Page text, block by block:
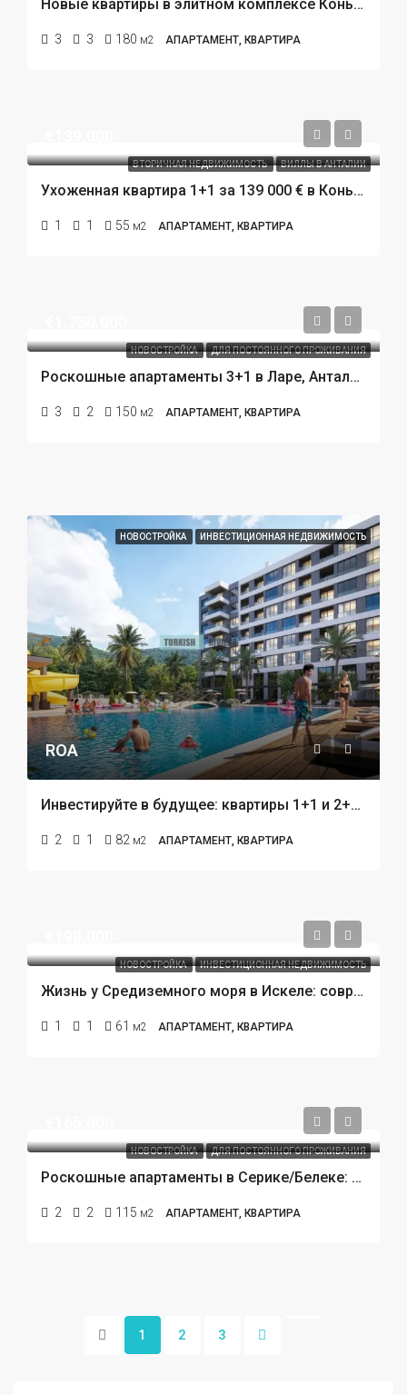
Новые квартиры в элитном комплексе Коньяалты Анталья. ВНЖ и гражданство.
3 3 180 м2 АПАРТАМЕНТ, КВАРТИРА
ВТОРИЧНАЯ НЕДВИЖИМОСТЬ ВИЛЛЫ В АНТАЛИИ
Ухоженная квартира 1+1 за 139 000 € в Коньяалты, Анталья. Престижная резиденция у пляжа.
1 1 55 м2 АПАРТАМЕНТ, КВАРТИРА
НОВОСТРОЙКА ДЛЯ ПОСТОЯННОГО ПРОЖИВАНИЯ
Роскошные апартаменты 3+1 в Ларе, Анталья: жизнь на берегу моря в формате 5‑звёздочного отеля
3 2 150 м2 АПАРТАМЕНТ, КВАРТИРА
НОВОСТРОЙКА ИНВЕСТИЦИОННАЯ НЕДВИЖИМОСТЬ
ROA
Инвестируйте в будущее: квартиры 1+1 и 2+1 в строящемся проекте в центре Кепеза, Анталья!
2 1 82 м2 АПАРТАМЕНТ, КВАРТИРА
НОВОСТРОЙКА ИНВЕСТИЦИОННАЯ НЕДВИЖИМОСТЬ
Жизнь у Средиземного моря в Искеле: современный «умный» жилой комплекс с премиальной инфраструктурой
1 1 61 м2 АПАРТАМЕНТ, КВАРТИРА
НОВОСТРОЙКА ДЛЯ ПОСТОЯННОГО ПРОЖИВАНИЯ
Роскошные апартаменты в Серике/Белеке: стиль, комфорт и идеальное расположение для жизни и инвестиций
2 2 115 м2 АПАРТАМЕНТ, КВАРТИРА
1 2 3